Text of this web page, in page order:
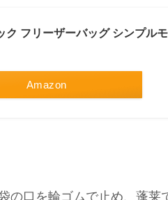
ク フリーザーバッグ シンプル
Amazon
の口を輪ゴムで止め、蓬